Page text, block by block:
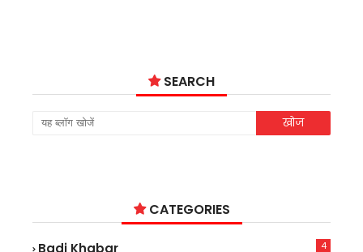
SEARCH
CATEGORIES
Badi Khabar 4